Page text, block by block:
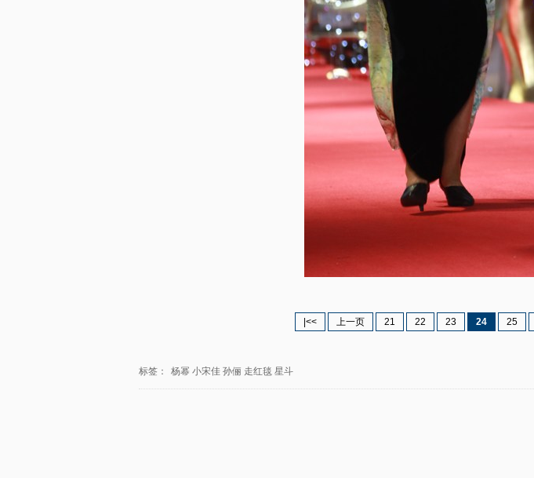
|<< 上一页 21 22 23 24 25
标签： 杨幂 小宋佳 孙俪 走红毯 星斗